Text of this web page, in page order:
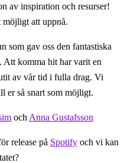
av inspiration och resurser!
att uppnå.
som gav oss den fantastiska
Att komma hit har varit en
av vår tid i fulla drag. Vi
er så snart som möjligt.
och Anna Gustafsson
release på Spotify och vi kan